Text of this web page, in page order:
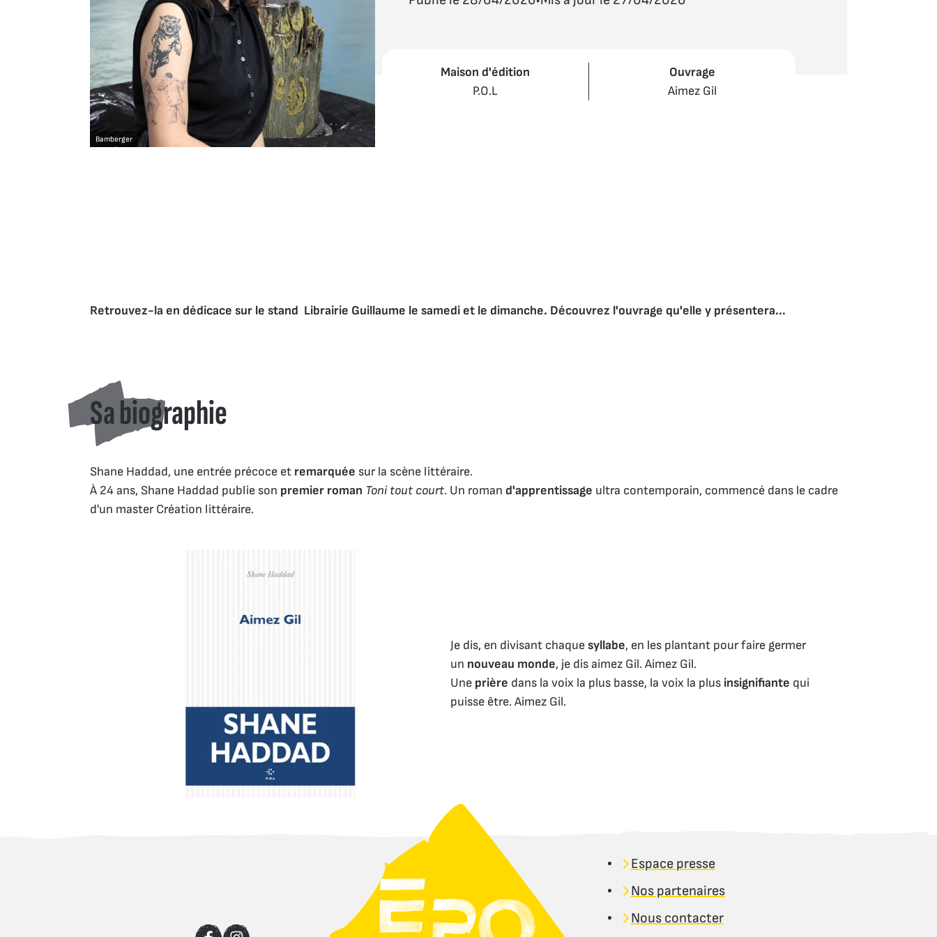
Bamberger
Maison d'édition
P.O.L
Ouvrage
Aimez Gil
Retrouvez-la en dédicace sur le stand  Librairie Guillaume le samedi et le dimanche. Découvrez l'ouvrage qu'elle y présentera...
Sa biographie
Shane Haddad, une entrée précoce et remarquée sur la scène littéraire.
À 24 ans, Shane Haddad publie son premier roman Toni tout court. Un roman d'apprentissage ultra contemporain, commencé dans le cadre
d'un master Création littéraire.
Je dis, en divisant chaque syllabe, en les plantant pour faire germer
un nouveau monde, je dis aimez Gil. Aimez Gil.
Une prière dans la voix la plus basse, la voix la plus insignifiante qui
puisse être. Aimez Gil.
Espace presse
Nos partenaires
Nous contacter